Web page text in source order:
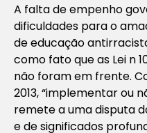
A falta de empenho
dificuldades para o
de educação
como fato que as Lei n
não foram em frente.
2013, “implementar ou
remete a uma disputa
e de significados